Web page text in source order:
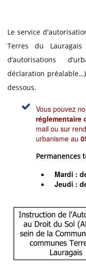
Le service
Terres du
d’autorisations
déclaration
dessous.
Vous pouvez
réglementaire
mail ou sur
urbanisme au
Permanences
Mardi :
Jeudi :